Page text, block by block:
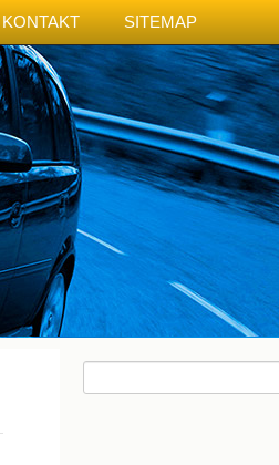
KONTAKT SITEMAP